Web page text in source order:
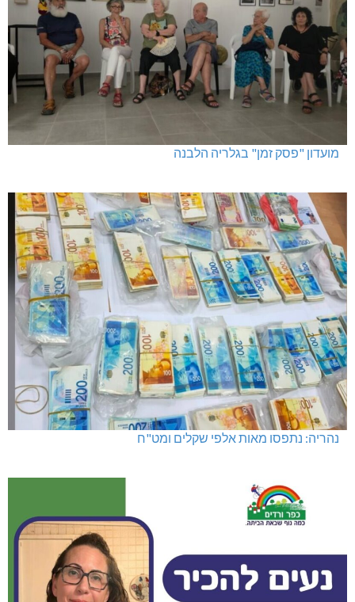
מועדון "פסק זמן" בגלריה הלבנה
נהריה: נתפסו מאות אלפי שקלים ומט"ח